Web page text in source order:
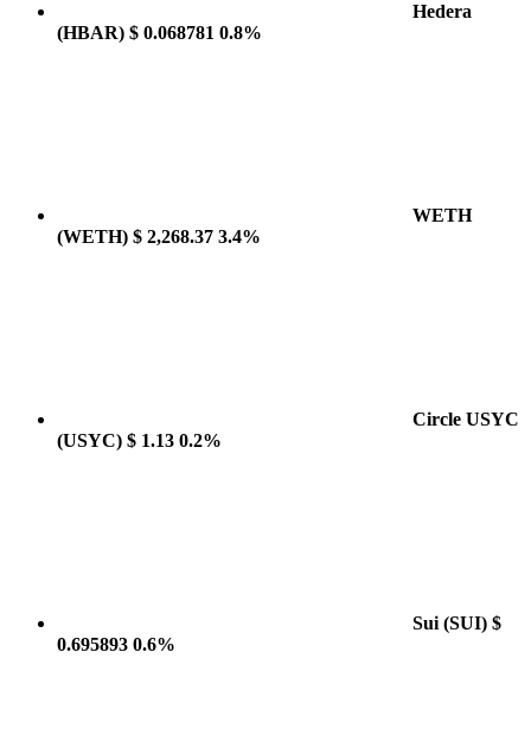
Hedera
(HBAR) $ 0.068781 0.8%
WETH
(WETH) $ 2,268.37 3.4%
Circle USYC
(USYC) $ 1.13 0.2%
Sui (SUI) $
0.695893 0.6%